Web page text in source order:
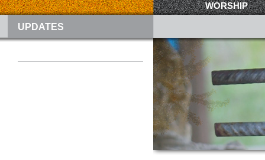
WORSHIP
UPDATES